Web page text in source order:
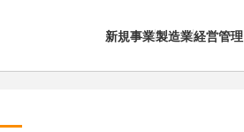
新規事業製造業経営管理